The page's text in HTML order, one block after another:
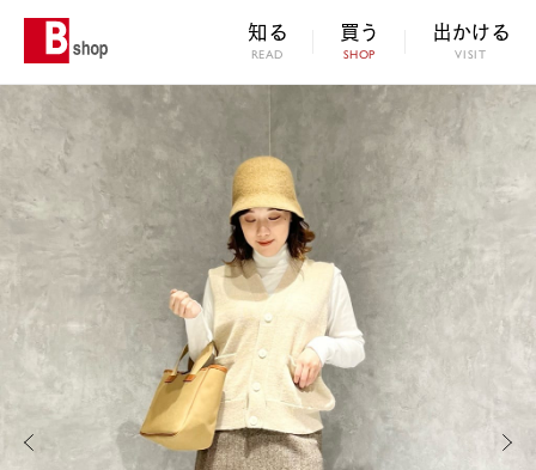
知る
READ
買う
SHOP
出かける
VISIT